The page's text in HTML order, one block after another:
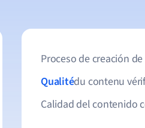
Proceso de creación
Qualitédu contenu
Calidad del contenido